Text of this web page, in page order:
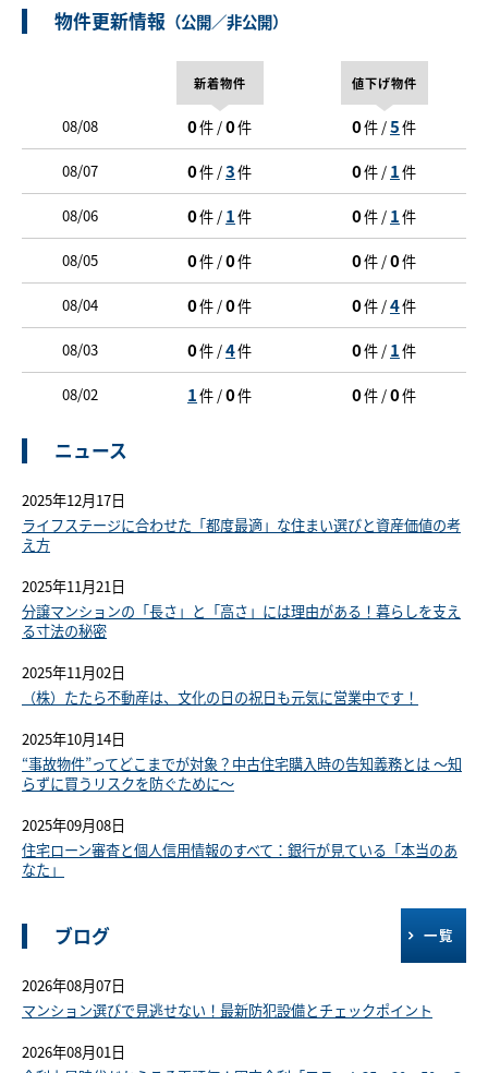
物件更新情報 （公開／非公開）
新着物件 値下げ物件
08/08 0件 /0件 0件 /5件
08/07 0件 /3件 0件 / 1件
08/06 0件 / 1件 0件 / 1件
08/05 0件 /0件 0件 /0件
08/04 0件 /0件 0件 /4件
08/03 0件 /4件 0件 / 1件
08/02 1件 /0件 0件 /0件
ニュース
2025年12月17日
ライフステージに合わせた「都度最適」な住まい選びと資産価値の考
え方
2025年11月21日
分譲マンションの「長さ」と「高さ」には理由がある！暮らしを支え
る寸法の秘密
2025年11月02日
（株）たたら不動産は、文化の日の祝日も元気に営業中です！
2025年10月14日
“事故物件”ってどこまでが対象？中古住宅購入時の告知義務とは ～知
らずに買うリスクを防ぐために～
2025年09月08日
住宅ローン審査と個人信用情報のすべて：銀行が見ている「本当のあ
なた」
ブログ 一覧
2026年08月07日
マンション選びで見逃せない！最新防犯設備とチェックポイント
2026年08月01日